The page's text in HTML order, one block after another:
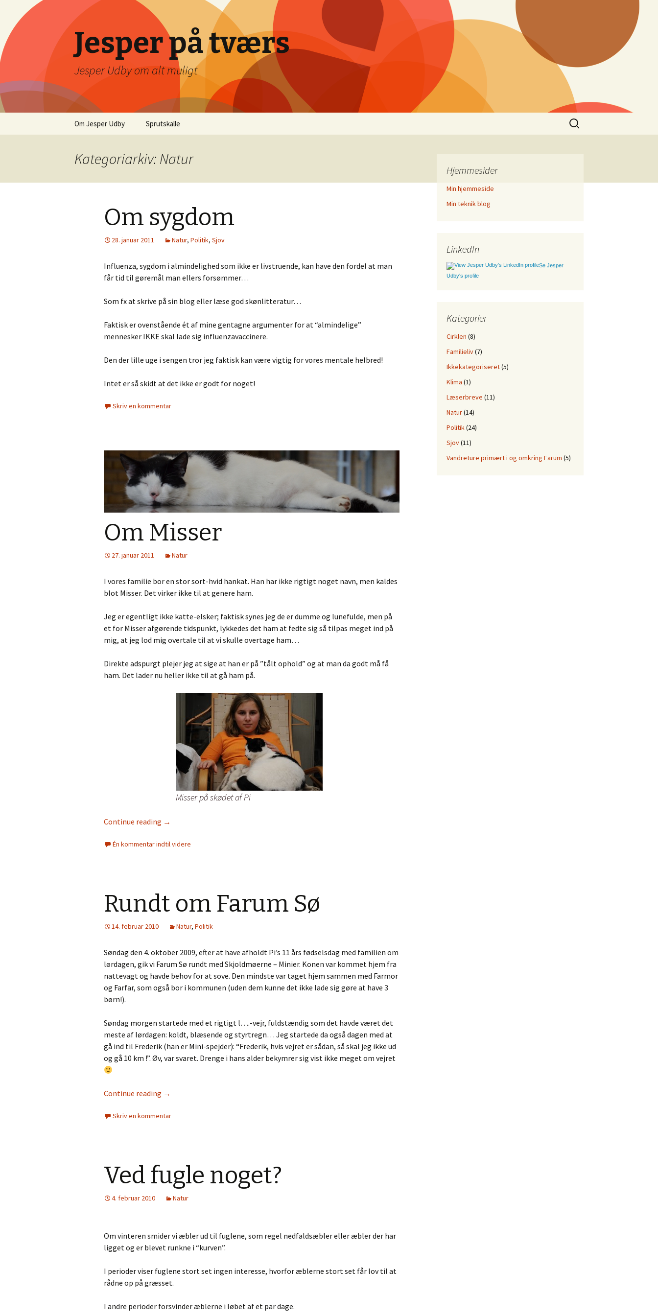
Jesper på tværs
Jesper Udby om alt muligt
Om Jesper Udby Sprutskalle
Søg
efter:
Kategoriarkiv: Natur
Om sygdom
28. januar 2011 Natur, Politik, Sjov
Influenza, sygdom i almindelighed som ikke er livstruende, kan have den fordel at man
får tid til gøremål man ellers forsømmer…
Som fx at skrive på sin blog eller læse god skønlitteratur…
Faktisk er ovenstående ét af mine gentagne argumenter for at “almindelige”
mennesker IKKE skal lade sig influenzavaccinere.
Den der lille uge i sengen tror jeg faktisk kan være vigtig for vores mentale helbred!
Intet er så skidt at det ikke er godt for noget!
Skriv en kommentar
Om Misser
27. januar 2011 Natur
I vores familie bor en stor sort-hvid hankat. Han har ikke rigtigt noget navn, men kaldes
blot Misser. Det virker ikke til at genere ham.
Jeg er egentligt ikke katte-elsker; faktisk synes jeg de er dumme og lunefulde, men på
et for Misser afgørende tidspunkt, lykkedes det ham at fedte sig så tilpas meget ind på
mig, at jeg lod mig overtale til at vi skulle overtage ham…
Direkte adspurgt plejer jeg at sige at han er på ”tålt ophold” og at man da godt må få
ham. Det lader nu heller ikke til at gå ham på.
Misser på skødet af Pi
Continue reading →
Én kommentar indtil videre
Rundt om Farum Sø
14. februar 2010 Natur, Politik
Søndag den 4. oktober 2009, efter at have afholdt Pi’s 11 års fødselsdag med familien om
lørdagen, gik vi Farum Sø rundt med Skjoldmøerne – Minier. Konen var kommet hjem fra
nattevagt og havde behov for at sove. Den mindste var taget hjem sammen med Farmor
og Farfar, som også bor i kommunen (uden dem kunne det ikke lade sig gøre at have 3
børn!).
Søndag morgen startede med et rigtigt l….-vejr, fuldstændig som det havde været det
meste af lørdagen: koldt, blæsende og styrtregn… Jeg startede da også dagen med at
gå ind til Frederik (han er Mini-spejder): “Frederik, hvis vejret er sådan, så skal jeg ikke ud
og gå 10 km !”. Øv, var svaret. Drenge i hans alder bekymrer sig vist ikke meget om vejret
Continue reading →
Skriv en kommentar
Ved fugle noget?
4. februar 2010 Natur
Om vinteren smider vi æbler ud til fuglene, som regel nedfaldsæbler eller æbler der har
ligget og er blevet runkne i “kurven”.
I perioder viser fuglene stort set ingen interesse, hvorfor æblerne stort set får lov til at
rådne op på græsset.
I andre perioder forsvinder æblerne i løbet af et par dage.
Hjemmesider
Min hjemmeside
Min teknik blog
LinkedIn
Se Jesper
Udby's profile
Kategorier
Cirklen (8)
Familieliv(7)
Ikkekategoriseret(5)
Klima (1)
Læserbreve (11)
Natur(14)
Politik(24)
Sjov(11)
Vandreture primært i og omkring Farum (5)